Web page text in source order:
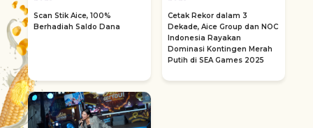
Scan Stik Aice, 100%
Berhadiah Saldo Dana
Cetak Rekor dalam 3
Dekade, Aice Group dan NOC
Indonesia Rayakan
Dominasi Kontingen Merah
Putih di SEA Games 2025